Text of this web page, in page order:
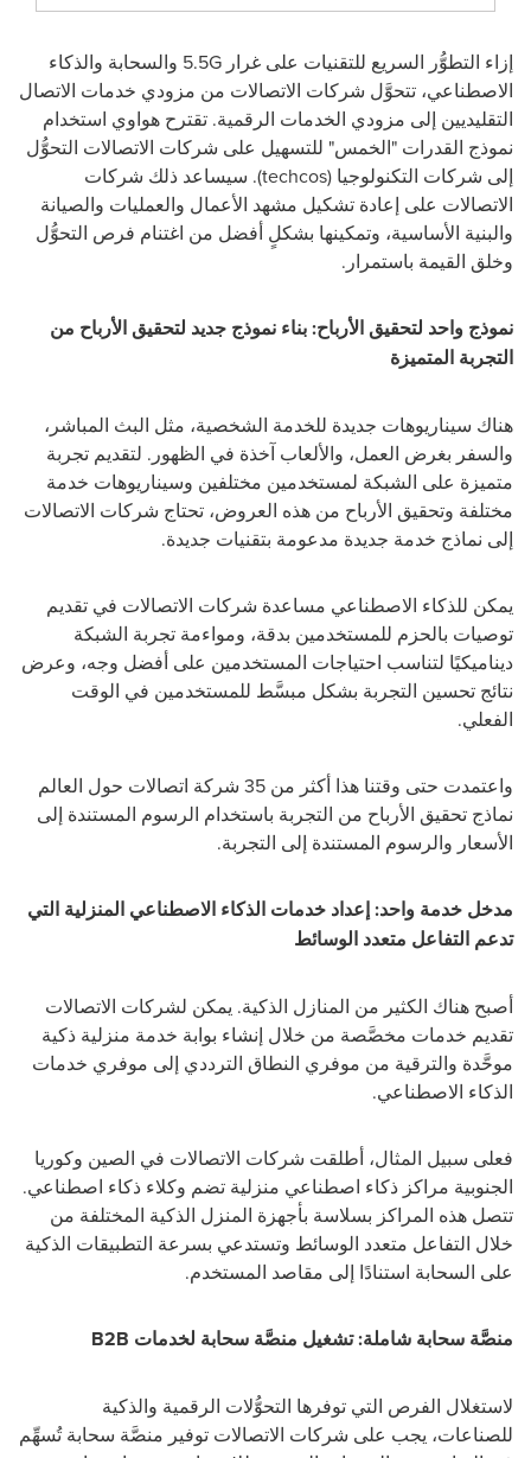
إزاء التطوُّر السريع للتقنيات على غرار 5.5G والسحابة والذكاء
الاصطناعي، تتحوَّل شركات الاتصالات من مزودي خدمات الاتصال
التقليديين إلى مزودي الخدمات الرقمية. تقترح هواوي استخدام
نموذج القدرات "الخمس" للتسهيل على شركات الاتصالات التحوُّل
إلى شركات التكنولوجيا (techcos). سيساعد ذلك شركات
الاتصالات على إعادة تشكيل مشهد الأعمال والعمليات والصيانة
والبنية الأساسية، وتمكينها بشكلٍ أفضل من اغتنام فرص التحوُّل
وخلق القيمة باستمرار.
نموذج واحد لتحقيق الأرباح: بناء نموذج جديد لتحقيق الأرباح من
التجربة المتميزة
هناك سيناريوهات جديدة للخدمة الشخصية، مثل البث المباشر،
والسفر بغرض العمل، والألعاب آخذة في الظهور. لتقديم تجربة
متميزة على الشبكة لمستخدمين مختلفين وسيناريوهات خدمة
مختلفة وتحقيق الأرباح من هذه العروض، تحتاج شركات الاتصالات
إلى نماذج خدمة جديدة مدعومة بتقنيات جديدة.
يمكن للذكاء الاصطناعي مساعدة شركات الاتصالات في تقديم
توصيات بالحزم للمستخدمين بدقة، ومواءمة تجربة الشبكة
ديناميكيًا لتناسب احتياجات المستخدمين على أفضل وجه، وعرض
نتائج تحسين التجربة بشكل مبسَّط للمستخدمين في الوقت
الفعلي.
واعتمدت حتى وقتنا هذا أكثر من 35 شركة اتصالات حول العالم
نماذج تحقيق الأرباح من التجربة باستخدام الرسوم المستندة إلى
الأسعار والرسوم المستندة إلى التجربة.
مدخل خدمة واحد: إعداد خدمات الذكاء الاصطناعي المنزلية التي
تدعم التفاعل متعدد الوسائط
أصبح هناك الكثير من المنازل الذكية. يمكن لشركات الاتصالات
تقديم خدمات مخصَّصة من خلال إنشاء بوابة خدمة منزلية ذكية
موحَّدة والترقية من موفري النطاق الترددي إلى موفري خدمات
الذكاء الاصطناعي.
فعلى سبيل المثال، أطلقت شركات الاتصالات في الصين وكوريا
الجنوبية مراكز ذكاء اصطناعي منزلية تضم وكلاء ذكاء اصطناعي.
تتصل هذه المراكز بسلاسة بأجهزة المنزل الذكية المختلفة من
خلال التفاعل متعدد الوسائط وتستدعي بسرعة التطبيقات الذكية
على السحابة استنادًا إلى مقاصد المستخدم.
منصَّة سحابة شاملة: تشغيل منصَّة سحابة لخدمات B2B
لاستغلال الفرص التي توفرها التحوُّلات الرقمية والذكية
للصناعات، يجب على شركات الاتصالات توفير منصَّة سحابة تُسهِّم